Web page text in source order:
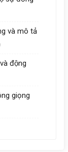
và mô tả
động
giọng